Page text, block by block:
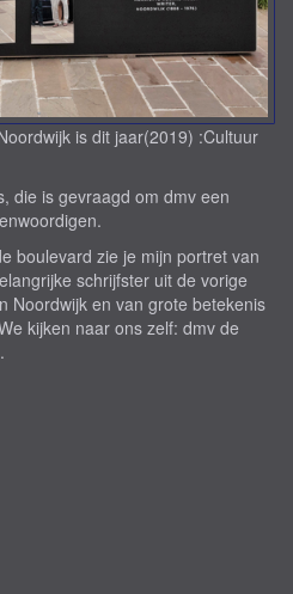
is dit jaar(2019) :Cultuur
die is gevraagd om dmv een
boulevard zie je mijn portret van
schrijfster uit de vorige
Noordwijk en van grote betekenis
kijken naar ons zelf: dmv de